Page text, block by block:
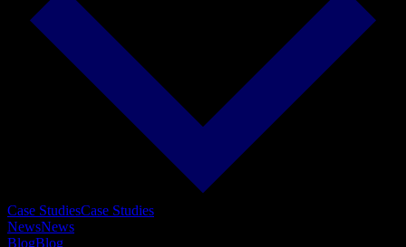
Case StudiesCase Studies
NewsNews
BlogBlog